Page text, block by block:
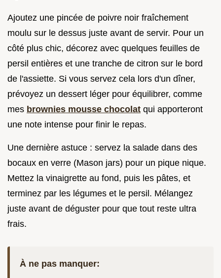
Ajoutez une pincée de poivre noir fraîchement
moulu sur le dessus juste avant de servir. Pour un
côté plus chic, décorez avec quelques feuilles de
persil entières et une tranche de citron sur le bord
de l'assiette. Si vous servez cela lors d'un dîner,
prévoyez un dessert léger pour équilibrer, comme
mes brownies mousse chocolat qui apporteront
une note intense pour finir le repas.
Une dernière astuce : servez la salade dans des
bocaux en verre (Mason jars) pour un pique nique.
Mettez la vinaigrette au fond, puis les pâtes, et
terminez par les légumes et le persil. Mélangez
juste avant de déguster pour que tout reste ultra
frais.
À ne pas manquer: